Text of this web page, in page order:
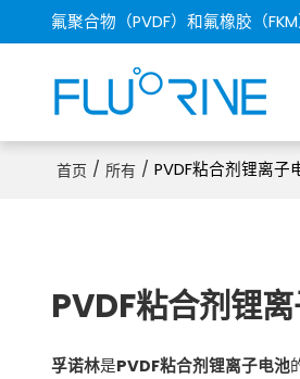
氟聚合物（PVDF）和氟橡胶（
首页 / 所有 / PVDF粘合剂锂离子
PVDF粘合剂锂
孚诺林是PVDF粘合剂锂离子电池